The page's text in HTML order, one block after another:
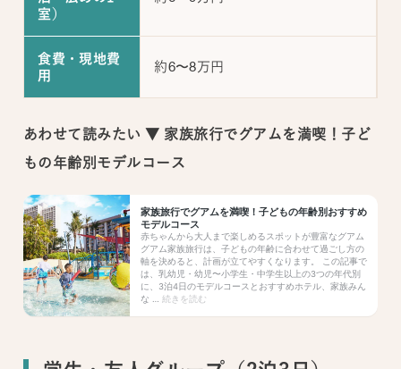
室）
食費・現地費
用
約6〜8万円
あわせて読みたい ▼ 家族旅行でグアムを満喫！子ど
もの年齢別モデルコース